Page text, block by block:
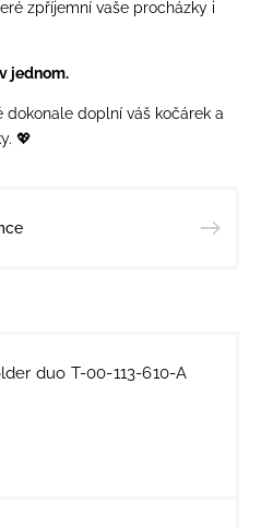
zpříjemní vaše procházky i
jednom.
doplní váš kočárek a
💖
duo T-00-113-610-A